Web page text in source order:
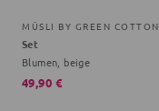
MÜSLI BY GREEN COTTON
Set
Blumen, beige
49,90 €